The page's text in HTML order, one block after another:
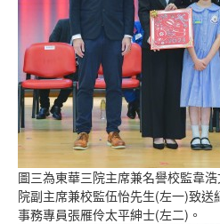
圖三為東華三院主席兼名譽校監韋
院副主席兼校監伍怡先生(左一)致
事務專員張雁伶太平紳士(左二)。